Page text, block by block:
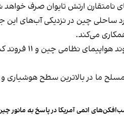
نامتقارن ارتش تایوان صرف
ساحلی چین در نزدیکی آب‌های این
می‌کند.
به گفته
ما در بالاترین سطح هوشیاری
اتمی آمریکا در پاسخ به مانور